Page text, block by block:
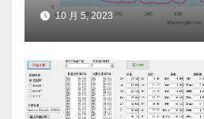
10 月 5, 2023